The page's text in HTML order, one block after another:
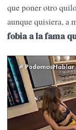
que poner otro
aunque quisiera, a
fobia a la fama